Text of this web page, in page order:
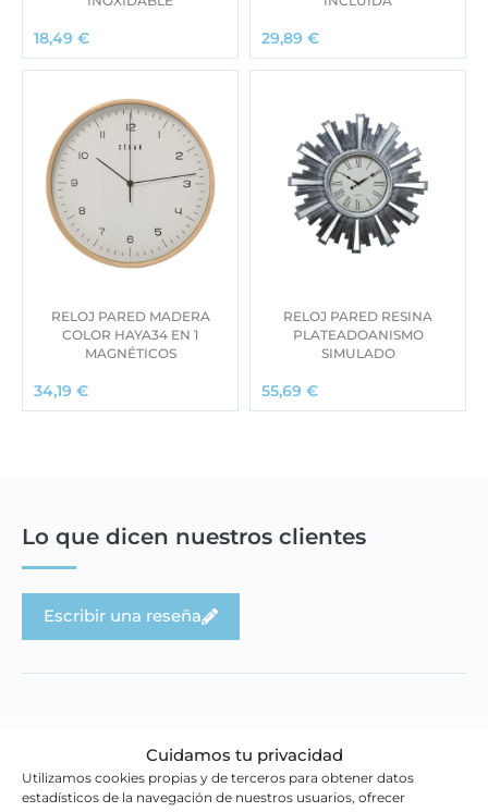
Cuidamos tu privacidad
Utilizamos cookies propias y de terceros para obtener datos
estadísticos de la navegación de nuestros usuarios, ofrecer
18,49 € 29,89 €
RELOJ PARED MADERA
COLOR HAYA34 EN 1
MAGNÉTICOS
34,19 €
RELOJ PARED RESINA
PLATEADOANISMO
SIMULADO
55,69 €
Lo que dicen nuestros clientes
Escribir una reseña
Novedades en la tienda